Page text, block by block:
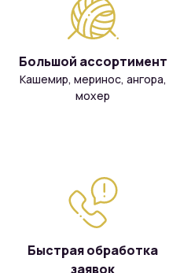
Большой ассортимент
Кашемир, меринос, ангора,
мохер
Быстрая обработка
заявок